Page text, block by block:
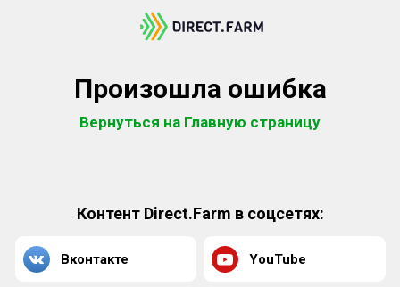
Произошла ошибка
Вернуться на Главную страницу
Контент Direct.Farm в соцсетях:
Вконтакте YouTube